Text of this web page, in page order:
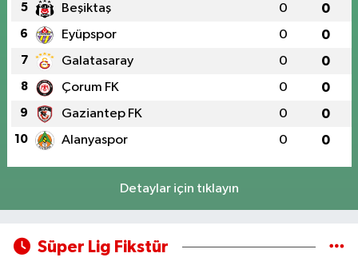
5 Beşiktaş 0 0
6 Eyüpspor 0 0
7 Galatasaray 0 0
8 Çorum FK 0 0
9 Gaziantep FK 0 0
10 Alanyaspor 0 0
Detaylar için tıklayın
Süper Lig Fikstür